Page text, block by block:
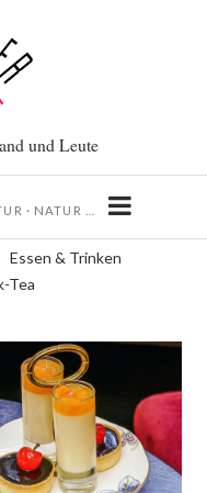
und Leute
· NATUR …
Essen & Trinken
Tea